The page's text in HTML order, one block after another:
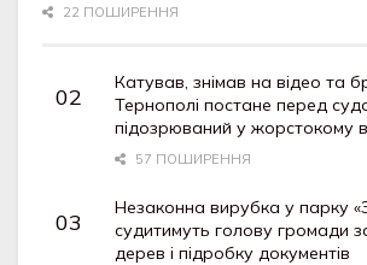
22 ПОШИРЕННЯ
Катував, знімав на відео та
Тернополі постане перед
підозрюваний у жорстокому
57 ПОШИРЕННЯ
Незаконна вирубка у парку
судитимуть голову громади
дерев і підробку документів